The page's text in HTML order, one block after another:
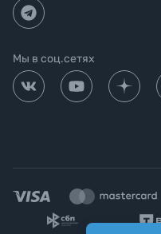
Мы в соц.сетях